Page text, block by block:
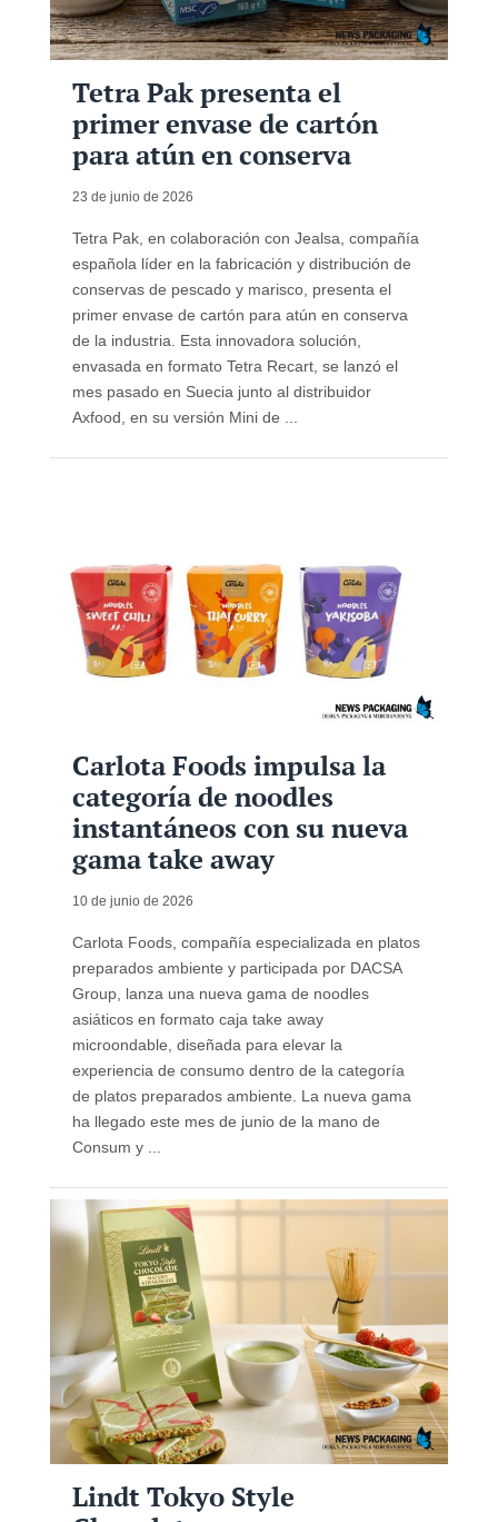
Tetra Pak presenta el
primer envase de cartón
para atún en conserva
23 de junio de 2026
Tetra Pak, en colaboración con Jealsa, compañía
española líder en la fabricación y distribución de
conservas de pescado y marisco, presenta el
primer envase de cartón para atún en conserva
de la industria. Esta innovadora solución,
envasada en formato Tetra Recart, se lanzó el
mes pasado en Suecia junto al distribuidor
Axfood, en su versión Mini de ...
Carlota Foods impulsa la
categoría de noodles
instantáneos con su nueva
gama take away
10 de junio de 2026
Carlota Foods, compañía especializada en platos
preparados ambiente y participada por DACSA
Group, lanza una nueva gama de noodles
asiáticos en formato caja take away
microondable, diseñada para elevar la
experiencia de consumo dentro de la categoría
de platos preparados ambiente. La nueva gama
ha llegado este mes de junio de la mano de
Consum y ...
Lindt Tokyo Style